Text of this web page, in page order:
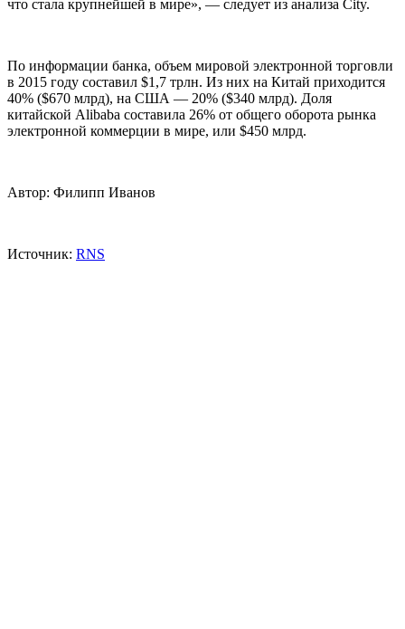
что стала крупнейшей в мире», — следует из анализа City.
По информации банка, объем мировой электронной торговли
в 2015 году составил $1,7 трлн. Из них на Китай приходится
40% ($670 млрд), на США — 20% ($340 млрд). Доля
китайской Alibaba составила 26% от общего оборота рынка
электронной коммерции в мире, или $450 млрд.
Автор: Филипп Иванов
Источник: RNS